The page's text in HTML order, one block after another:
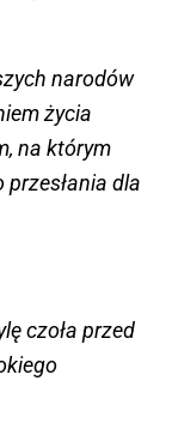
narodów
życia
na którym
dla
czoła przed